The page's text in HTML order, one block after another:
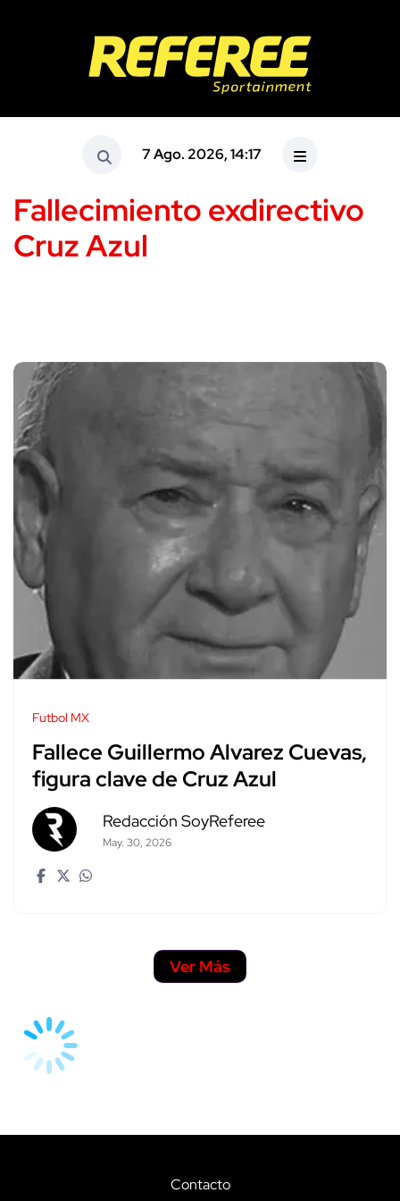
7 Ago. 2026, 14:17
Fallecimiento exdirectivo
Cruz Azul
Futbol MX
Fallece Guillermo Alvarez Cuevas,
figura clave de Cruz Azul
Redacción SoyReferee
May. 30, 2026
Ver Más
Contacto